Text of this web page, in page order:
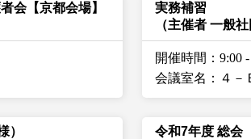
会【京都会場】
実務補習
（主催者 一般
開催時間：9:00 -
会議室名：４－
）
令和7年度 総会